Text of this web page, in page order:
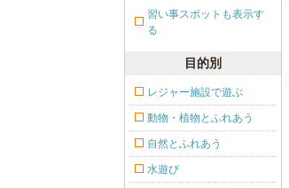
習い事スポットも表示す
る
目的別
レジャー施設で遊ぶ
動物・植物とふれあう
自然とふれあう
水遊び